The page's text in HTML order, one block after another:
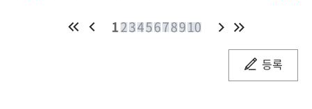
12345678910
등록